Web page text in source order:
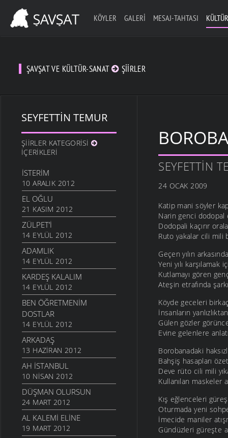
KÖYLER GALERI MESAJ-TAHTASI
ŞAVŞAT VE KÜLTÜR-SANAT ŞIIRLER
SEYFETTIN TEMUR
ŞIIRLER KATEGORISI
İÇERIKLERI
İSTERIM
10 ARALIK 2012
EL OĞLU
21 KASIM 2012
ZÜLPET’I
14 EYLÜL 2012
ADAMLIK
14 EYLÜL 2012
KARDEŞ KALALIM
14 EYLÜL 2012
BEN ÖĞRETMENIM
DOSTLAR
14 EYLÜL 2012
ARKADAŞ
13 HAZIRAN 2012
AH İSTANBUL
10 NISAN 2012
DÜŞMAN OLURSUN
24 MART 2012
AL KALEMI ELINE
19 MART 2012
SEYFETTIN
24 OCAK 2009
Katip mani söyler
Narin genci dodopal
Dodopali kaçırır
Ruto yakalar cili mili
Geçen yılın
Yeni yılı karşılamak
Kutlamayı gören
Ateşin etrafında
Köyde geceleri
İnsanların
Gülen gözler
Evine gelenlere
Borobanadaki
Bahşiş hasapları
Deve rüto cili mili
Kullanılan maskeler
Kış eğlenceleri
Oturmada yeni
İmecide maniler
Gündüzleri güreşte